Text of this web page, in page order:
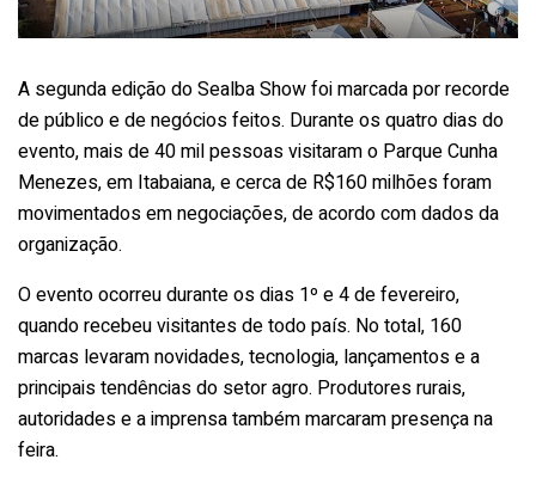
A segunda edição do Sealba Show foi marcada por recorde
de público e de negócios feitos. Durante os quatro dias do
evento, mais de 40 mil pessoas visitaram o Parque Cunha
Menezes, em Itabaiana, e cerca de R$160 milhões foram
movimentados em negociações, de acordo com dados da
organização.
O evento ocorreu durante os dias 1º e 4 de fevereiro,
quando recebeu visitantes de todo país. No total, 160
marcas levaram novidades, tecnologia, lançamentos e a
principais tendências do setor agro. Produtores rurais,
autoridades e a imprensa também marcaram presença na
feira.